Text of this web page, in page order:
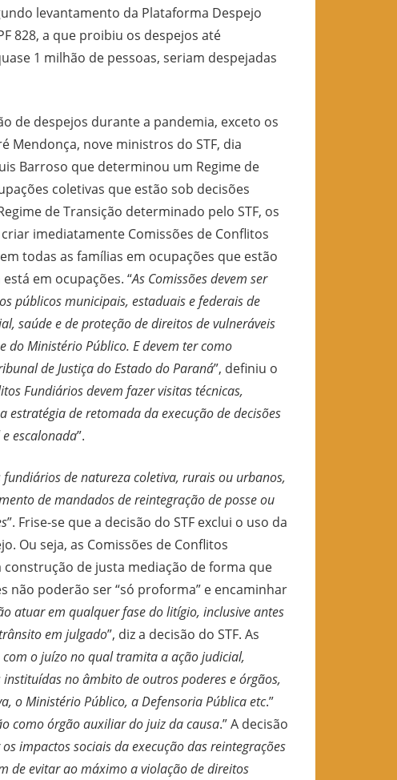
levantamento da Plataforma Despejo
828, a que proibiu os despejos até
1 milhão de pessoas, seriam despejadas
de despejos durante a pandemia, exceto os
Mendonça, nove ministros do STF, dia
Barroso que determinou um Regime de
coletivas que estão sob decisões
de Transição determinado pelo STF, os
imediatamente Comissões de Conflitos
todas as famílias em ocupações que estão
em ocupações. “As Comissões devem ser
públicos municipais, estaduais e federais de
saúde e de proteção de direitos de vulneráveis
do Ministério Público. Edevem ter como
de Justiça do Estado do Paraná”, definiu o
Fundiários devem fazer visitas técnicas,
de retomada da execução de decisões
escalonada”.
de natureza coletiva, rurais ou urbanos,
de mandados de reintegração de posse ou
”. Frise-se que a decisão do STF exclui o uso da
Ou seja, as Comissões de Conflitos
de justa mediação de forma que
não poderão ser “só proforma” e encaminhar
atuar em qualquer fase do litígio, inclusive antes
em julgado”, diz a decisão do STF. As
o juízo no qual tramita a ação judicial,
no âmbito de outros poderes e órgãos,
o Ministério Público, a Defensoria Pública etc.”
como órgão auxiliar do juiz da causa.” A decisão
impactos sociais da execução das reintegrações
de evitar ao máximo a violação de direitos